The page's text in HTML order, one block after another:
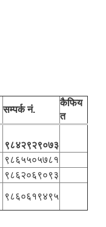
सम्पर्क नं.
कैफिय
त
९८४२९२९०७३
९८६५५०५७८१
९८६२०६९०९३
९८६०६१९४९५